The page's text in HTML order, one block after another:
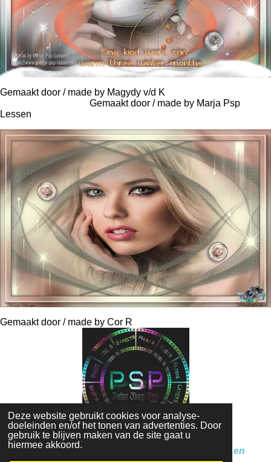
Deze website gebruikt cookies voor analyse-
doeleinden en/of het tonen van advertenties. Door
gebruik te blijven maken van de site gaat u
hiermee akkoord.
Gemaakt door / made by Magydy v/d K
Gemaakt door / made by Marja Psp
Lessen
Gemaakt door / made by Cor R
Op de inhoud van deze website zit Copyright en